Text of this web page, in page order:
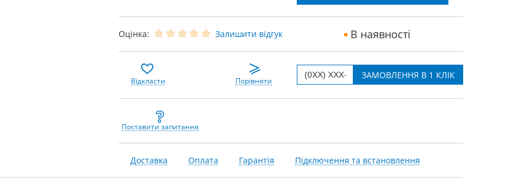
Оцінка: Залишити відгук В наявності
Відкласти Порівняти
Поставити запитання
Доставка Оплата Гарантія Підключення та встановлення